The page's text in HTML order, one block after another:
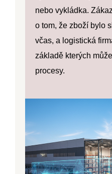
nebo vykládka.
o tom, že zboží bylo
včas, a logistická
základě kterých
procesy.